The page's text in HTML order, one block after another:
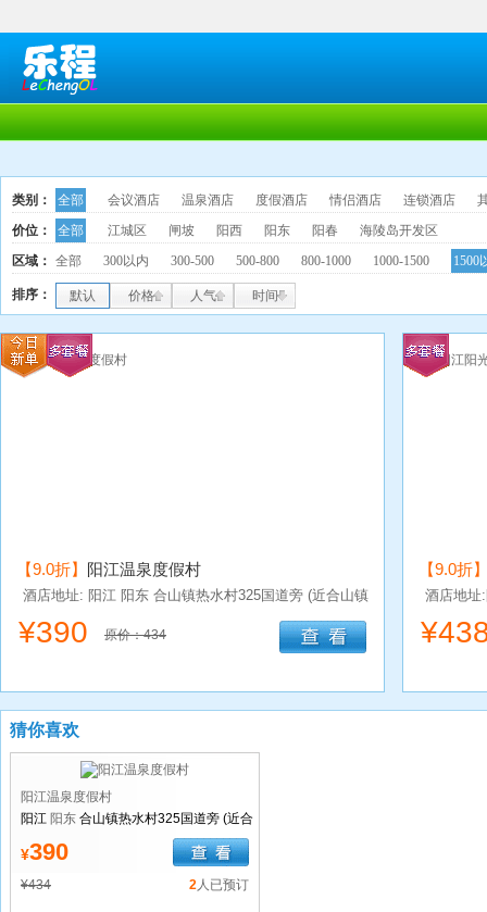
类别： 全部 会议酒店 温泉酒店 度假酒店 情侣酒店 连锁酒店
价位：
全部 江城区 闸坡 阳西 阳东 阳春
海陵岛开发区
区域： 全部 300以内 300-500 500-800 800-1000 1000-1500 1500
排序： 默认 价格 人气 时间
【9.0折】 阳江温泉度假村
酒店地址: 阳江 阳东 合山镇热水村325国道旁 (近合山镇
那龙出口)
¥390 原价：434
【9.0折
酒店地
¥
猜你喜欢
阳江温泉度假村
阳江 阳东 合山镇热水村325国道旁 (近合
山镇那龙出口)
¥390
¥434 2人已预订